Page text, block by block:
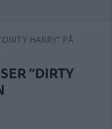
”DIRTY